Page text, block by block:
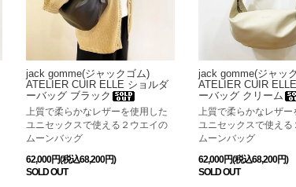
jack gomme(ジャックゴム)
ATELIER CUIR ELLE ショルダ
ーバッグ ブラック
上質で柔らかなレザーを使用した
ユニセックスで使える２ウエイの
ムーンバッグ
62,000円(税込68,200円)
SOLD OUT
jack gomme(ジャッ
ATELIER CUIR
ーバッグ クリーム
上質で柔らかなレザー
ユニセックスで使える
ムーンバッグ
62,000円(税込68,200円)
SOLD OUT